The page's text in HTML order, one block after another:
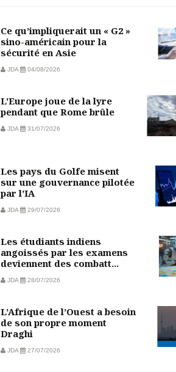
Ce qu’impliquerait un « G2 »
sino-américain pour la
sécurité en Asie
JDA 04/08/2026
L'Europe joue de la lyre
pendant que Rome brûle
JDA 31/07/2026
Les pays du Golfe misent
sur une gouvernance pilotée
par l’IA
JDA 29/07/2026
Les étudiants indiens
angoissés par les examens
deviennent des combatt...
JDA 28/07/2026
L’Afrique de l’Ouest a besoin
de son propre moment
Draghi
JDA 27/07/2026